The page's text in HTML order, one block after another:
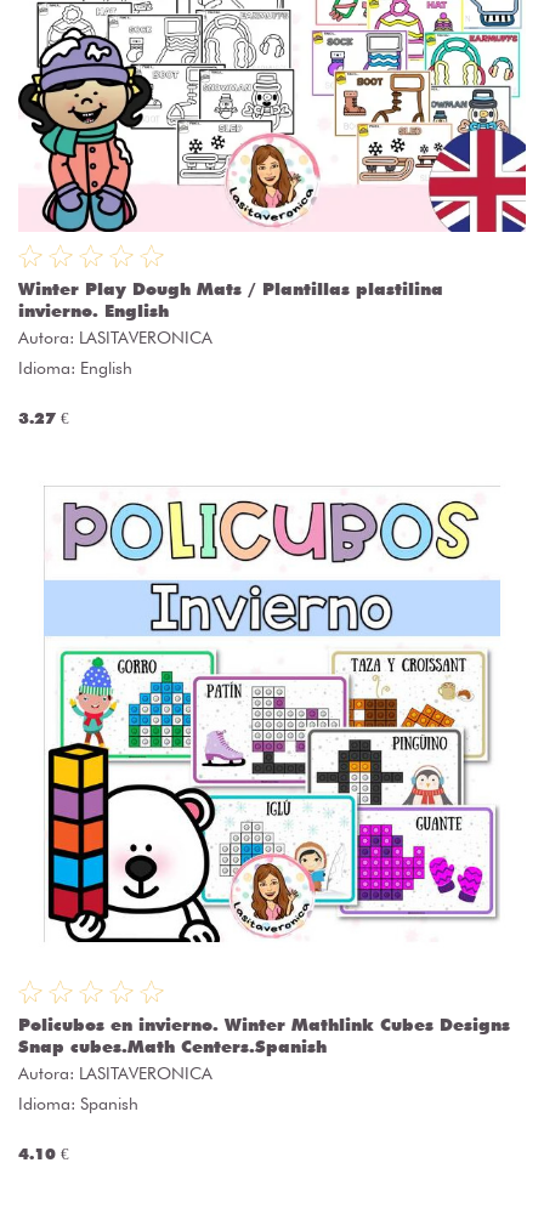
Winter Play Dough Mats / Plantillas plastilina
invierno. English
Autora: LASITAVERONICA
Idioma: English
3.27 €
Policubos en invierno. Winter Mathlink Cubes Designs
Snap cubes.Math Centers.Spanish
Autora: LASITAVERONICA
Idioma: Spanish
4.10 €